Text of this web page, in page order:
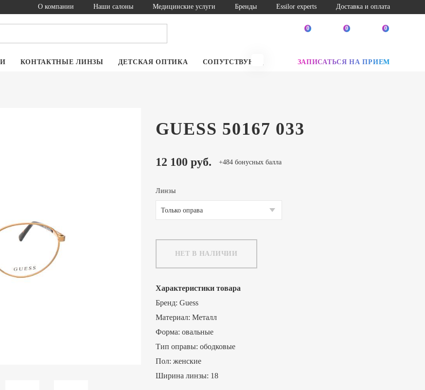
О компании Наши салоны Медицинские услуги Бренды Essilor experts Доставка и оплата
0 0 0
КОНТАКТНЫЕ ЛИНЗЫ ДЕТСКАЯ ОПТИКА СОПУТСТВУЮЩИЕ ТОВАРЫ SALE
ЗАПИСАТЬСЯ НА ПРИЕМ
GUESS 50167 033
12 100 руб. +484 бонусных балла
Линзы
Только оправа
НЕТ В НАЛИЧИИ
Характеристики товара
Бренд: Guess
Материал: Металл
Форма: овальные
Тип оправы: ободковые
Пол: женские
Ширина линзы: 18